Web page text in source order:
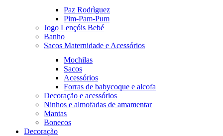
Paz Rodrìguez
Pim-Pam-Pum
Jogo Lençóis Bebé
Banho
Sacos Maternidade e Acessórios
Mochilas
Sacos
Acessórios
Forras de babycoque e alcofa
Decoração e acessórios
Ninhos e almofadas de amamentar
Mantas
Bonecos
Decoração